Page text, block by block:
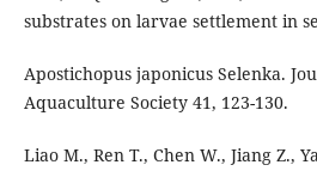
substrates on larvae settlement in
Apostichopus japonicus Selenka.
Aquaculture Society 41, 123-130.
Liao M., Ren T., Chen W., Jiang Z.,